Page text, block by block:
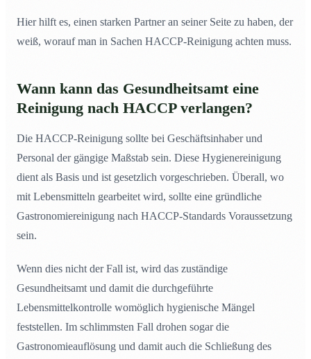
Hier hilft es, einen starken Partner an seiner Seite zu haben, der
weiß, worauf man in Sachen HACCP-Reinigung achten muss.
Wann kann das Gesundheitsamt eine
Reinigung nach HACCP verlangen?
Die HACCP-Reinigung sollte bei Geschäftsinhaber und
Personal der gängige Maßstab sein. Diese Hygienereinigung
dient als Basis und ist gesetzlich vorgeschrieben. Überall, wo
mit Lebensmitteln gearbeitet wird, sollte eine gründliche
Gastronomiereinigung nach HACCP-Standards Voraussetzung
sein.
Wenn dies nicht der Fall ist, wird das zuständige
Gesundheitsamt und damit die durchgeführte
Lebensmittelkontrolle womöglich hygienische Mängel
feststellen. Im schlimmsten Fall drohen sogar die
Gastronomieauflösung und damit auch die Schließung des